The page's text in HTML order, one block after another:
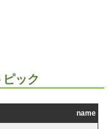
ック
name